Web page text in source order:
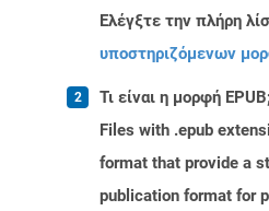
Ελέγξτε την πλήρη
υποστηριζόμενων
Τι είναι η μορφή EPUB;
Files with .epub
format that provide a
publication format for